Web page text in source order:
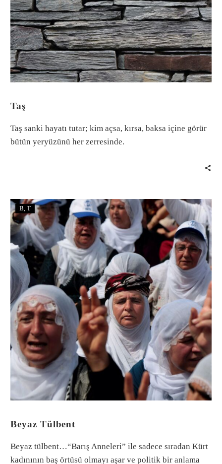
Taş
Taş sanki hayatı tutar; kim açsa, kırsa, baksa içine görür
bütün yeryüzünü her zerresinde.
B T
Beyaz Tülbent
Beyaz tülbent…“Barış Anneleri” ile sadece sıradan Kürt
kadınının baş örtüsü olmayı aşar ve politik bir anlama